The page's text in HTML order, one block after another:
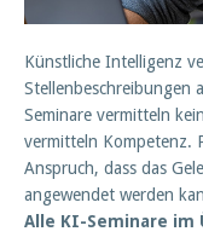
Künstliche Intelligenz
Stellenbeschreibungen
Seminare vermitteln
vermitteln Kompetenz.
Anspruch, dass das
angewendet werden
Alle KI-Seminare im